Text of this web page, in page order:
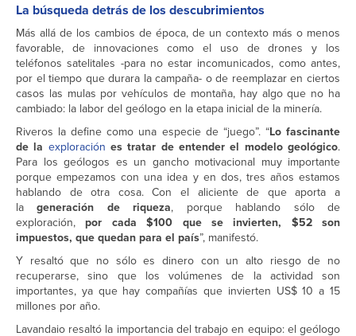
La búsqueda detrás de los descubrimientos
Más allá de los cambios de época, de un contexto más o menos
favorable, de innovaciones como el uso de drones y los
teléfonos satelitales -para no estar incomunicados, como antes,
por el tiempo que durara la campaña- o de reemplazar en ciertos
casos las mulas por vehículos de montaña, hay algo que no ha
cambiado: la labor del geólogo en la etapa inicial de la minería.
Riveros la define como una especie de “juego”. “Lo fascinante
de la exploración es tratar de entender el modelo geológico.
Para los geólogos es un gancho motivacional muy importante
porque empezamos con una idea y en dos, tres años estamos
hablando de otra cosa. Con el aliciente de que aporta a
lageneración de riqueza, porque hablando sólo de
exploración, por cada $100 que se invierten, $52 son
impuestos, que quedan para el país”, manifestó.
Y resaltó que no sólo es dinero con un alto riesgo de no
recuperarse, sino que los volúmenes de la actividad son
importantes, ya que hay compañías que invierten US$ 10 a 15
millones por año.
Lavandaio resaltó la importancia del trabajo en equipo: el geólogo